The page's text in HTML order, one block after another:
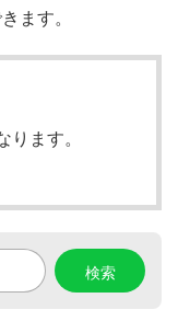
ます。
ます。